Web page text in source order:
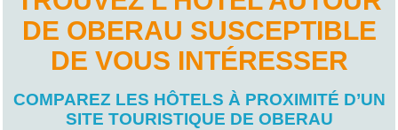
DE OBERAU SUSCEPTIBLE
DE VOUS INTÉRESSER
COMPAREZ LES HÔTELS À PROXIMITÉ D’UN
SITE TOURISTIQUE DE OBERAU